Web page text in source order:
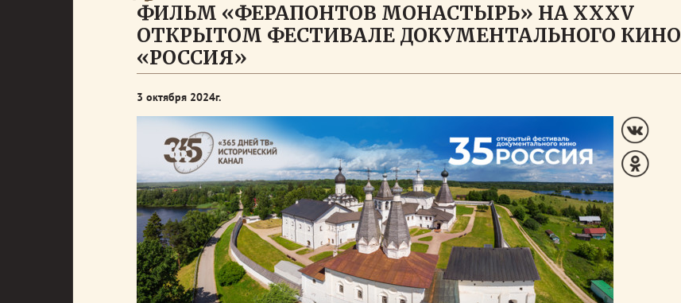
ФИЛЬМ «ФЕРАПОНТОВ МОНАСТЫРЬ» НА XXXV
ОТКРЫТОМ ФЕСТИВАЛЕ ДОКУМЕНТАЛЬНОГО КИНО
«РОССИЯ»
3 октября 2024г.